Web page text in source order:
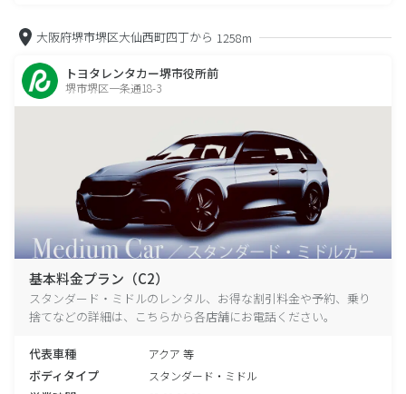
大阪府堺市堺区大仙西町四丁から 1258m
トヨタレンタカー堺市役所前
堺市堺区一条通18-3
基本料金プラン（C2）
スタンダード・ミドルのレンタル、お得な割引料金や予約、乗り
捨てなどの詳細は、こちらから各店舗にお電話ください。
代表車種 アクア 等
ボディタイプ スタンダード・ミドル